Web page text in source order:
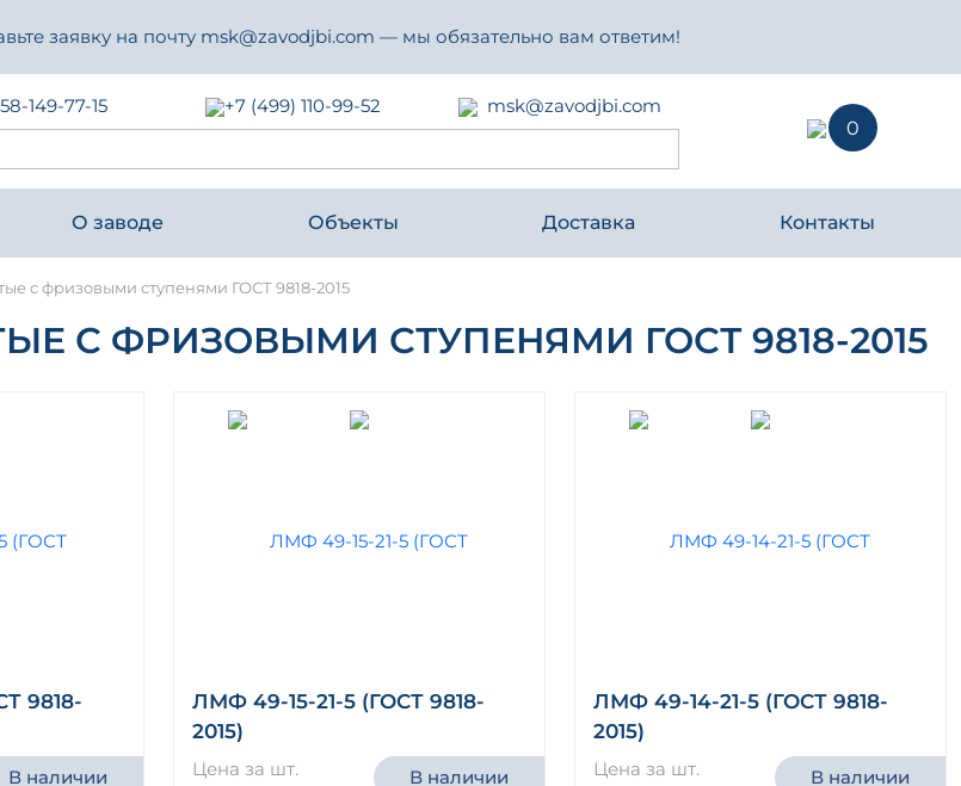
заявку на почту msk@zavodjbi.com — мы обязательно вам ответим!
149-77-15 +7 (499) 110-99-52
msk@zavodjbi.com
0
О заводе Объекты Доставка Контакты
с фризовыми ступенями ГОСТ 9818-2015
С ФРИЗОВЫМИ СТУПЕНЯМИ ГОСТ 9818-2015
9818-
В наличии
ЛМФ 49-15-21-5 (ГОСТ 9818-
2015)
Цена за шт. В наличии
ЛМФ 49-14-21-5 (ГОСТ 9818-
2015)
Цена за шт. В наличии